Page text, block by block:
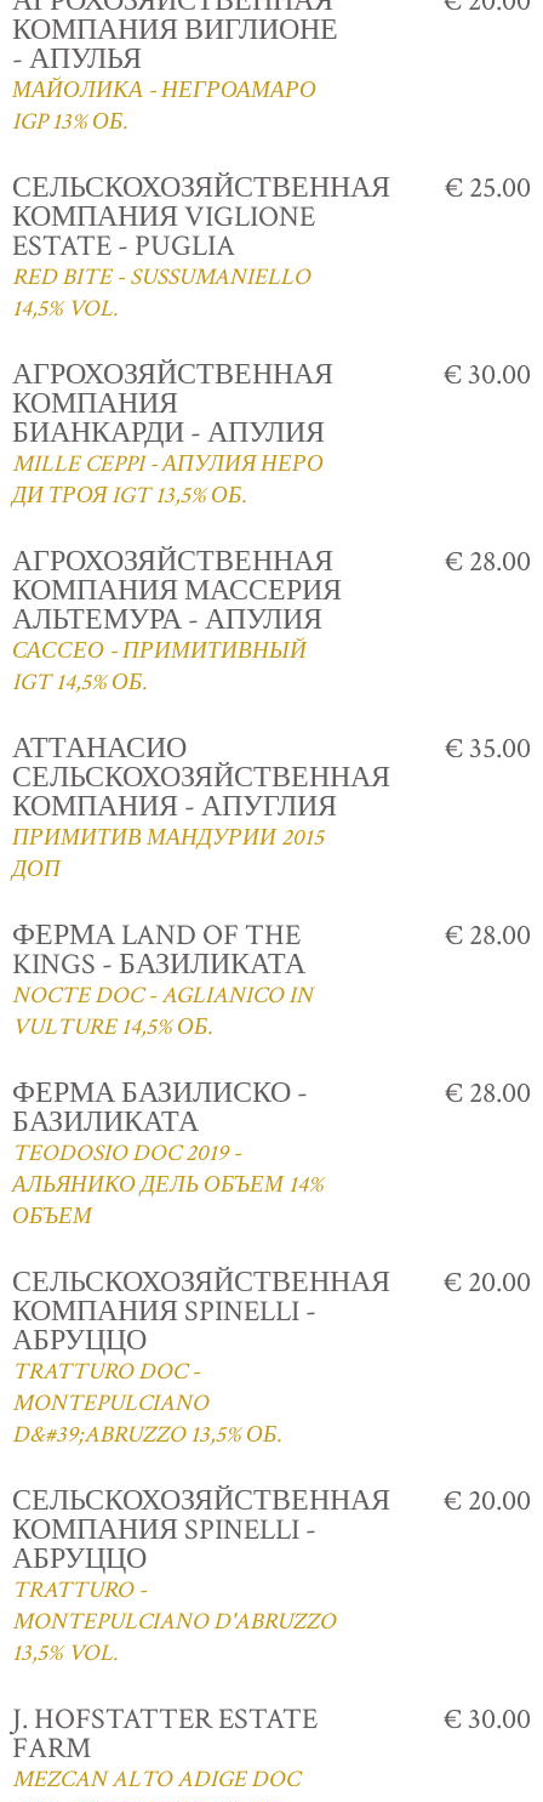
КОМПАНИЯ ВИГЛИОНЕ
- АПУЛЬЯ
МАЙОЛИКА - НЕГРОАМАРО
IGP 13% ОБ.
СЕЛЬСКОХОЗЯЙСТВЕННАЯ
КОМПАНИЯ VIGLIONE
ESTATE - PUGLIA
RED BITE - SUSSUMANIELLO
14,5% VOL.
€ 25.00
АГРОХОЗЯЙСТВЕННАЯ
КОМПАНИЯ
БИАНКАРДИ - АПУЛИЯ
MILLE CEPPI - АПУЛИЯ НЕРО
ДИ ТРОЯ IGT 13,5% ОБ.
€ 30.00
АГРОХОЗЯЙСТВЕННАЯ
КОМПАНИЯ МАССЕРИЯ
АЛЬТЕМУРА - АПУЛИЯ
САССЕО - ПРИМИТИВНЫЙ
IGT 14,5% ОБ.
€ 28.00
АТТАНАСИО
СЕЛЬСКОХОЗЯЙСТВЕННАЯ
КОМПАНИЯ - АПУГЛИЯ
ПРИМИТИВ МАНДУРИИ 2015
ДОП
€ 35.00
ФЕРМА LAND OF THE
KINGS - БАЗИЛИКАТА
NOCTE DOC - AGLIANICO IN
VULTURE 14,5% ОБ.
€ 28.00
ФЕРМА БАЗИЛИСКО -
БАЗИЛИКАТА
TEODOSIO DOC 2019 -
АЛЬЯНИКО ДЕЛЬ ОБЪЕМ 14%
ОБЪЕМ
€ 28.00
СЕЛЬСКОХОЗЯЙСТВЕННАЯ
КОМПАНИЯ SPINELLI -
АБРУЦЦО
TRATTURO DOC -
MONTEPULCIANO
D&#39;ABRUZZO 13,5% ОБ.
€ 20.00
СЕЛЬСКОХОЗЯЙСТВЕННАЯ
КОМПАНИЯ SPINELLI -
АБРУЦЦО
TRATTURO -
MONTEPULCIANO D'ABRUZZO
13,5% VOL.
€ 20.00
J. HOFSTATTER ESTATE
FARM
MEZCAN ALTO ADIGE DOC
€ 30.00